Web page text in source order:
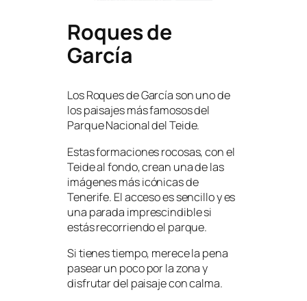
Roques de
García
Los Roques de García son uno de
los paisajes más famosos del
Parque Nacional del Teide.
Estas formaciones rocosas, con el
Teide al fondo, crean una de las
imágenes más icónicas de
Tenerife. El acceso es sencillo y es
una parada imprescindible si
estás recorriendo el parque.
Si tienes tiempo, merece la pena
pasear un poco por la zona y
disfrutar del paisaje con calma.